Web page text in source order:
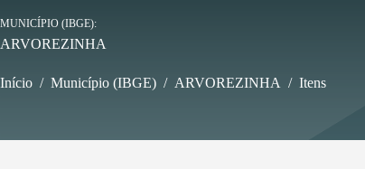
MUNICÍPIO (IBGE)
ARVOREZINHA
Início / Município (IBGE) / ARVOREZINHA / Itens